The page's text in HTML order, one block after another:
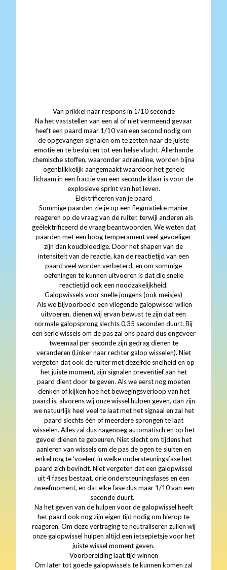
Van prikkel naar respons in 1/10 seconde
Na het vaststellen van een al of niet vermeend gevaar
heeft een paard maar 1/10 van een second nodig om
de opgevangen signalen om te zetten naar de juiste
emotie en te besluiten tot een helse vlucht. Allerhande
chemische stoffen, waaronder adrenaline, worden bijna
ogenblikkelijk aangemaakt waardoor het gehele
lichaam in een fractie van een seconde klaar is voor de
explosieve sprint van het leven.
Elektrificeren van je paard
Sommige paarden zie je op een flegmatieke manier
reageren op de vraag van de ruiter, terwijl anderen als
geëlektrificeerd de vraag beantwoorden. We weten dat
paarden met een hoog temperament veel gevoeliger
zijn dan koudbloedige. Door het shapen van de
intensiteit van de reactie, kan de reactietijd van een
paard veel worden verbeterd, en om sommige
oefeningen te kunnen uitvoeren is dat die snelle
reactietijd ook een noodzakelijkheid.
Galopwissels voor snelle jongens (ook meisjes)
Als we bijvoorbeeld een vliegende galopwissel willen
uitvoeren, dienen wij ervan bewust te zijn dat een
normale galopsprong slechts 0,35 seconden duurt. Bij
een serie wissels om de pas zal ons paard dus ongeveer
tweemaal per seconde zijn gedrag dienen te
veranderen (Linker naar rechter galop wisselen). Niet
vergeten dat ook de ruiter met dezelfde snelheid en op
het juiste moment, zijn signalen preventief aan het
paard dient door te geven. Als we eerst nog moeten
denken of kijken hoe het bewegingsverloop van het
paard is, alvorens wij onze wissel hulpen geven, dan zijn
we natuurlijk heel veel te laat met het signaal en zal het
paard slechts één of meerdere sprongen te laat
wisselen. Alles zal dus nagenoeg automatisch en op het
gevoel dienen te gebeuren. Niet slecht om tijdens het
aanleren van wissels om de pas de ogen te sluiten en
enkel nog te ‘voelen’ in welke ondersteuningsfase het
paard zich bevindt. Niet vergeten dat een galopwissel
uit 4 fases bestaat, drie ondersteuningsfases en een
zweefmoment, en dat elke fase dus maar 1/10 van een
seconde duurt.
Na het geven van de hulpen voor de galopwissel heeft
het paard ook nog zijn eigen tijd nodig om hierop te
reageren. Om deze vertraging te neutraliseren zullen wij
onze galopwissel hulpen altijd een ietsepietsje voor het
juiste wissel moment geven.
Voorbereiding laat tijd winnen
Om later tot goede galopwissels te kunnen komen zal